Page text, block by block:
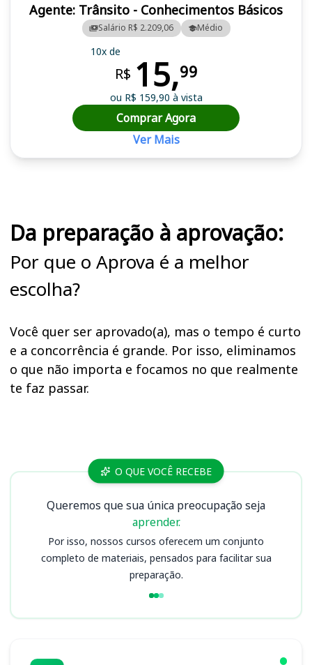
Agente: Trânsito - Conhecimentos Básicos
Salário R$ 2.209,06 Médio
10x de
R$ 15,99
ou R$ 159,90 à vista
Comprar Agora
Ver Mais
Da preparação à aprovação:
Por que o Aprova é a melhor
escolha?
Você quer ser aprovado(a), mas o tempo é curto
e a concorrência é grande. Por isso, eliminamos
o que não importa e focamos no que realmente
te faz passar.
Cursos O QUE VOCÊ RECEBE
Queremos que sua única preocupação seja
aprender.
Por isso, nossos cursos oferecem um conjunto
completo de materiais, pensados para facilitar sua
preparação.